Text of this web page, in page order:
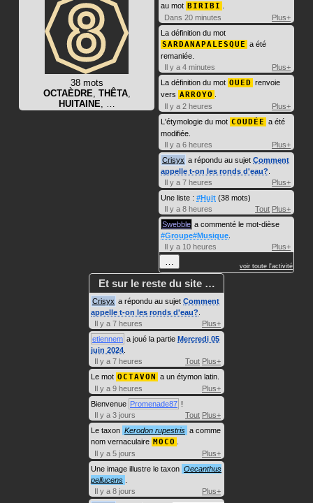
38 mots
OCTAÈDRE THÊTA,
HUITAINE
au mot BIRIBI
Dans 20 minutes
Plus+
La définition du mot
SARDANAPALESQUE a été
remaniée.
Il y a 4 minutes
Plus+
La définition du mot OUED renvoie
vers ARROYO
Il y a 2 heures
Plus+
L'étymologie du mot COUDÉE a été
modifiée.
Il y a 6 heures
Plus+
Crisyx a répondu au sujet Comment
appelle t-on les ronds d'eau?
Il y a 7 heures
Plus+
Une liste : #Huit (38 mots)
Il y a 8 heures
Tout Plus+
Swebble a commenté le mot-dièse
#Groupe#Musique
Il y a 10 heures
Plus+
voir toute l'activité
Et sur le reste du site …
Crisyx a répondu au sujet Comment
appelle t-on les ronds d'eau?
Il y a 7 heures
Plus+
etiennem a joué la partie Mercredi 05
juin 2024
Il y a 7 heures
Tout Plus+
Le mot OCTAVON a un étymon latin.
Il y a 9 heures
Plus+
Bienvenue Promenade87 !
Il y a 3 jours
Tout Plus+
Le taxon Kerodon rupestris a comme
nom vernaculaire MOCO
Il y a 5 jours
Plus+
Une image illustre le taxon Oecanthus
pellucens
Il y a 8 jours
Plus+